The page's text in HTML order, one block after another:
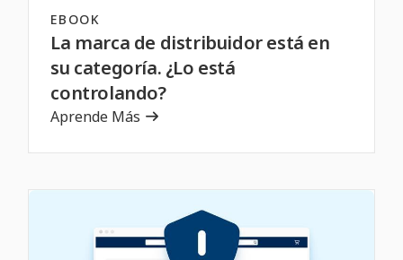
EBOOK
La marca de distribuidor está en
su categoría. ¿Lo está
controlando?
Aprende Más